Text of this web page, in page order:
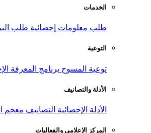
الخدمات
طلب معلومات إحصائية طلب
التوعية
توعية المسوح برنامج المعرفة
الأدلة والتصانيف
الأدلة الإحصائية التصانيف معجم
المركز الإعلامي والفعاليات